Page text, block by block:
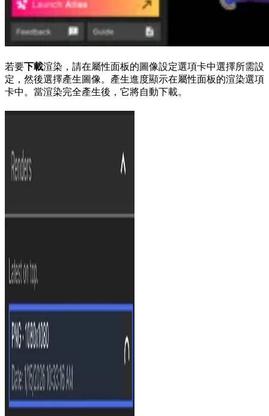
若要下載渲染，請在屬性面板的圖像設定選項卡中選擇所需設
定，然後選擇產生圖像。產生進度顯示在屬性面板的渲染選項
卡中。當渲染完全產生後，它將自動下載。